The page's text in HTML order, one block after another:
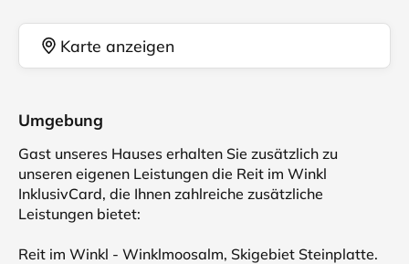
Karte anzeigen
Umgebung
Gast unseres Hauses erhalten Sie zusätzlich zu
unseren eigenen Leistungen die Reit im Winkl
InklusivCard, die Ihnen zahlreiche zusätzliche
Leistungen bietet:
Reit im Winkl - Winklmoosalm, Skigebiet Steinplatte.